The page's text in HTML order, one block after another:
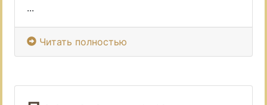
...
Читать полностью